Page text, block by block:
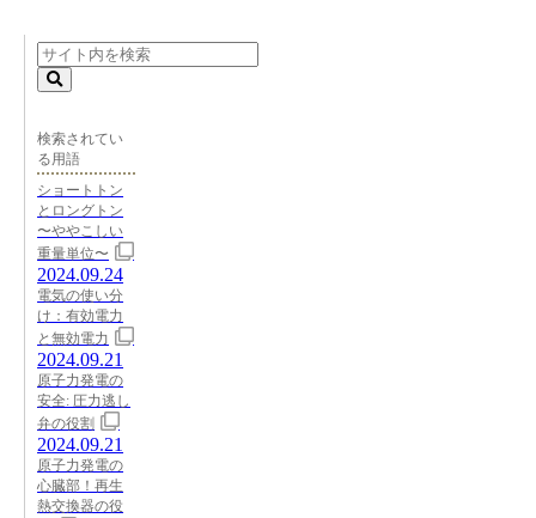
検索されてい
る用語
ショートトン
とロングトン
〜ややこしい
重量単位〜
2024.09.24
電気の使い分
け：有効電力
と無効電力
2024.09.21
原子力発電の
安全: 圧力逃し
弁の役割
2024.09.21
原子力発電の
心臓部！再生
熱交換器の役